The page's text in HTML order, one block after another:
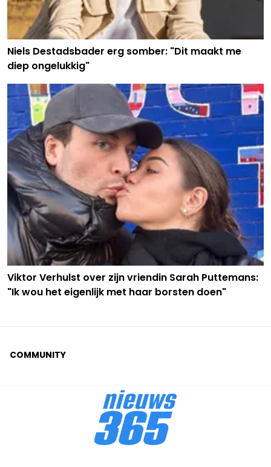
Niels Destadsbader erg somber: "Dit maakt me
diep ongelukkig"
Viktor Verhulst over zijn vriendin Sarah Puttemans:
"Ik wou het eigenlijk met haar borsten doen"
COMMUNITY